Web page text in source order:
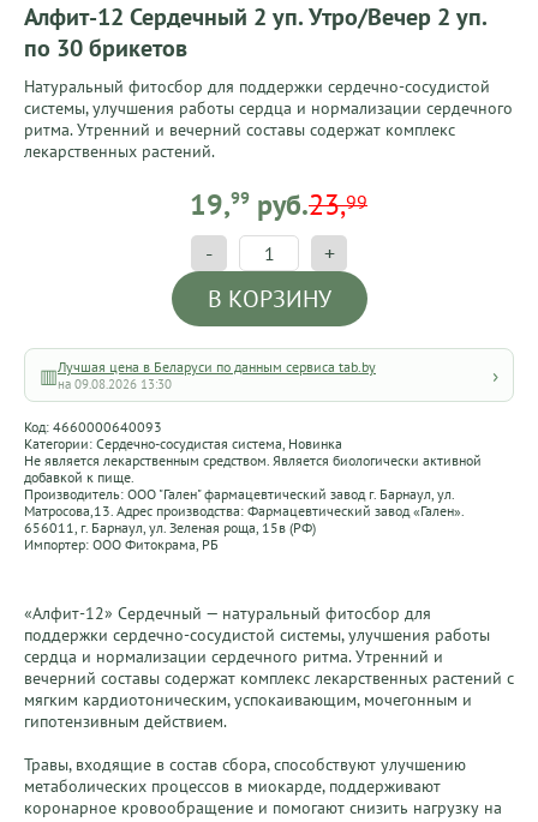
Алфит-12 Сердечный 2 уп. Утро/Вечер 2 уп.
по 30 брикетов
Натуральный фитосбор для поддержки сердечно-сосудистой
системы, улучшения работы сердца и нормализации сердечного
ритма. Утренний и вечерний составы содержат комплекс
лекарственных растений.
23,99
19,99 BYN
19,99 руб.
- +
В КОРЗИНУ
▥Лучшая цена в Беларуси по данным сервиса tab.by
на 09.08.2026 13:30 ›
Код: 4660000640093
Категории: Сердечно-сосудистая система, Новинка
Не является лекарственным средством. Является биологически активной
добавкой к пище.
Производитель: ООО "Гален" фармацевтический завод г. Барнаул, ул.
Матросова,13. Адрес производства: Фармацевтический завод «Гален».
656011, г. Барнаул, ул. Зеленая роща, 15в (РФ)
Импортер: ООО Фитокрама, РБ
«Алфит-12» Сердечный — натуральный фитосбор для
поддержки сердечно-сосудистой системы, улучшения работы
сердца и нормализации сердечного ритма. Утренний и
вечерний составы содержат комплекс лекарственных растений с
мягким кардиотоническим, успокаивающим, мочегонным и
гипотензивным действием.
Травы, входящие в состав сбора, способствуют улучшению
метаболических процессов в миокарде, поддерживают
коронарное кровообращение и помогают снизить нагрузку на